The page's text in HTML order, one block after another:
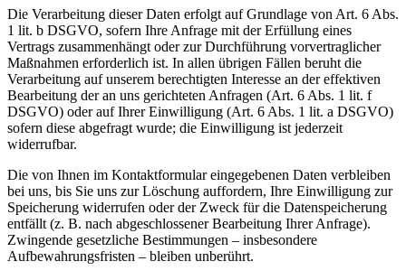
Die Verarbeitung dieser Daten erfolgt auf Grundlage von Art. 6 Abs.
1 lit. b DSGVO, sofern Ihre Anfrage mit der Erfüllung eines
Vertrags zusammenhängt oder zur Durchführung vorvertraglicher
Maßnahmen erforderlich ist. In allen übrigen Fällen beruht die
Verarbeitung auf unserem berechtigten Interesse an der effektiven
Bearbeitung der an uns gerichteten Anfragen (Art. 6 Abs. 1 lit. f
DSGVO) oder auf Ihrer Einwilligung (Art. 6 Abs. 1 lit. a DSGVO)
sofern diese abgefragt wurde; die Einwilligung ist jederzeit
widerrufbar.
Die von Ihnen im Kontaktformular eingegebenen Daten verbleiben
bei uns, bis Sie uns zur Löschung auffordern, Ihre Einwilligung zur
Speicherung widerrufen oder der Zweck für die Datenspeicherung
entfällt (z. B. nach abgeschlossener Bearbeitung Ihrer Anfrage).
Zwingende gesetzliche Bestimmungen – insbesondere
Aufbewahrungsfristen – bleiben unberührt.